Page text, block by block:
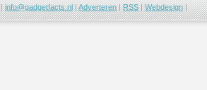
|info@gadgetfacts.nl|Adverteren|RSS|Webdesign|